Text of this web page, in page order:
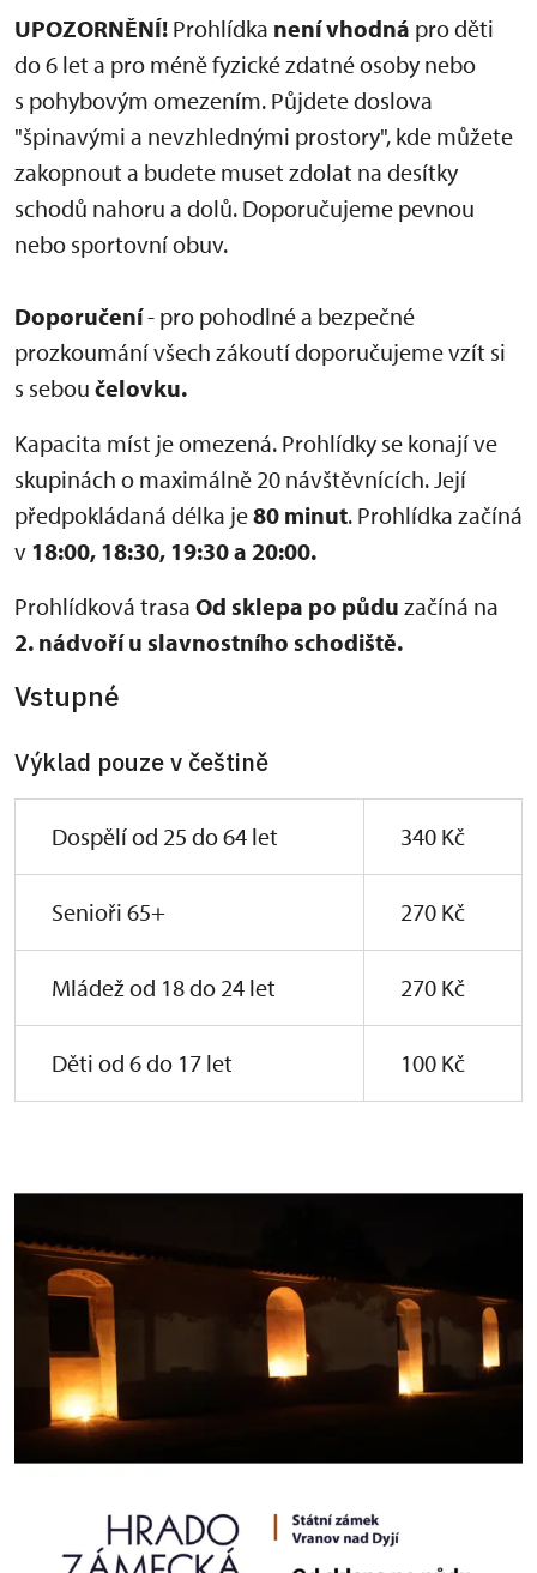
UPOZORNĚNÍ! Prohlídka není vhodná pro děti
do 6 let a pro méně fyzické zdatné osoby nebo
s pohybovým omezením. Půjdete doslova
"špinavými a nevzhlednými prostory", kde můžete
zakopnout a budete muset zdolat na desítky
schodů nahoru a dolů. Doporučujeme pevnou
nebo sportovní obuv.
Doporučení- pro pohodlné a bezpečné
prozkoumání všech zákoutí doporučujeme vzít si
s sebou čelovku.
Kapacita míst je omezená. Prohlídky se konají ve
skupinách o maximálně 20 návštěvnících. Její
předpokládaná délka je80 minut. Prohlídka začíná
v 18:00, 18:30, 19:30 a 20:00.
Prohlídková trasa Od sklepa po půdu začíná na
2. nádvoří u slavnostního schodiště.
Vstupné
Výklad pouze v češtině
Dospělí od 25 do 64 let 340 Kč
Senioři 65+ 270 Kč
Mládež od 18 do 24 let 270 Kč
Děti od 6 do 17 let 100 Kč